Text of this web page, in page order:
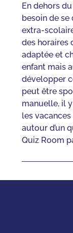
En dehors
besoin de se
extra-
des horaires
adaptée et
enfant mais
développer
peut être
manuelle, il
les
autour d’un
Quiz Room